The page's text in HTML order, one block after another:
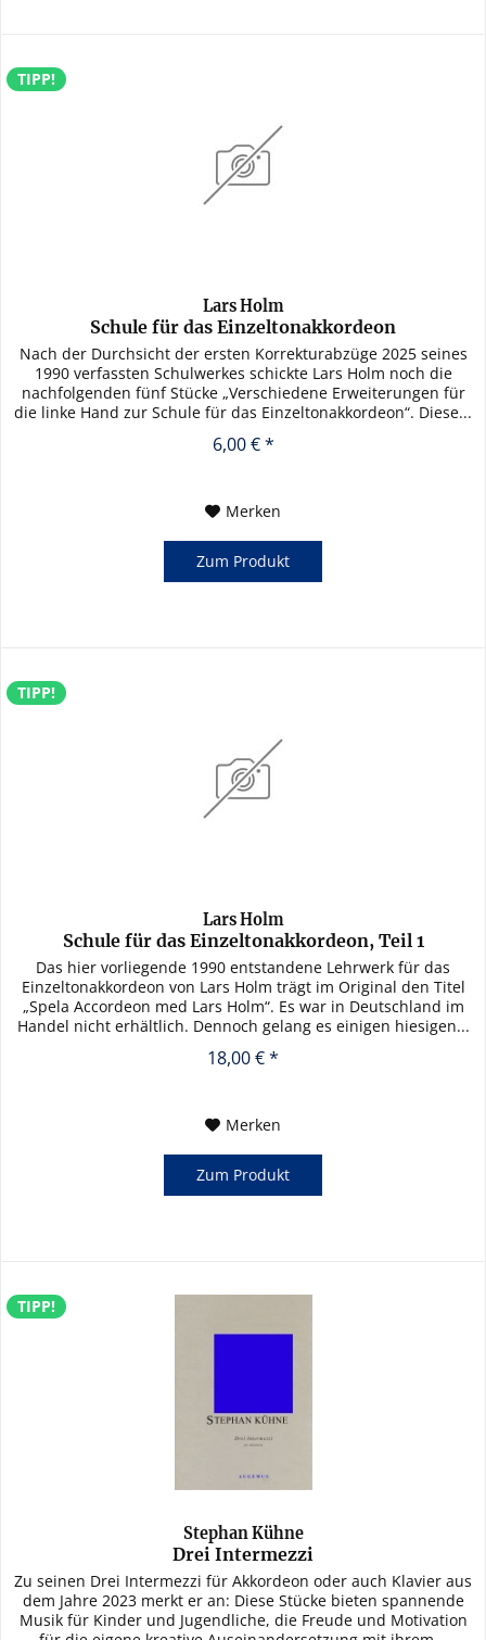
TIPP!
Lars Holm
Schule für das Einzeltonakkordeon
Nach der Durchsicht der ersten Korrekturabzüge 2025 seines
1990 verfassten Schulwerkes schickte Lars Holm noch die
nachfolgenden fünf Stücke „Verschiedene Erweiterungen für
die linke Hand zur Schule für das Einzeltonakkordeon“. Diese...
6,00 € *
Merken
Zum Produkt
TIPP!
Lars Holm
Schule für das Einzeltonakkordeon, Teil 1
Das hier vorliegende 1990 entstandene Lehrwerk für das
Einzeltonakkordeon von Lars Holm trägt im Original den Titel
„Spela Accordeon med Lars Holm“. Es war in Deutschland im
Handel nicht erhältlich. Dennoch gelang es einigen hiesigen...
18,00 € *
Merken
Zum Produkt
TIPP!
Stephan Kühne
Drei Intermezzi
Zu seinen Drei Intermezzi für Akkordeon oder auch Klavier aus
dem Jahre 2023 merkt er an: Diese Stücke bieten spannende
Musik für Kinder und Jugendliche, die Freude und Motivation